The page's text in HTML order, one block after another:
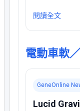
閱讀全文
電動車軟
GeneOnline
Lucid